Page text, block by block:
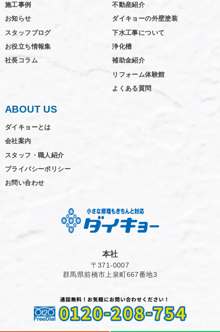
施工事例
お知らせ
スタッフブログ
お役立ち情報集
社長コラム
不動産紹介
ダイキョーの外壁塗装
下水工事について
浄化槽
補助金紹介
リフォーム体験館
よくある質問
ABOUT US
ダイキョーとは
会社案内
スタッフ・職人紹介
プライバシーポリシー
お問い合わせ
本社
〒371-0007
群馬県前橋市上泉町667番地3